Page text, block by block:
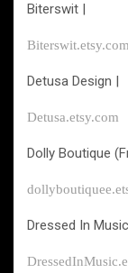
Biterswit |
Biterswit.etsy.com
Detusa Design |
Detusa.etsy.com
Dolly Boutique
Dressed In